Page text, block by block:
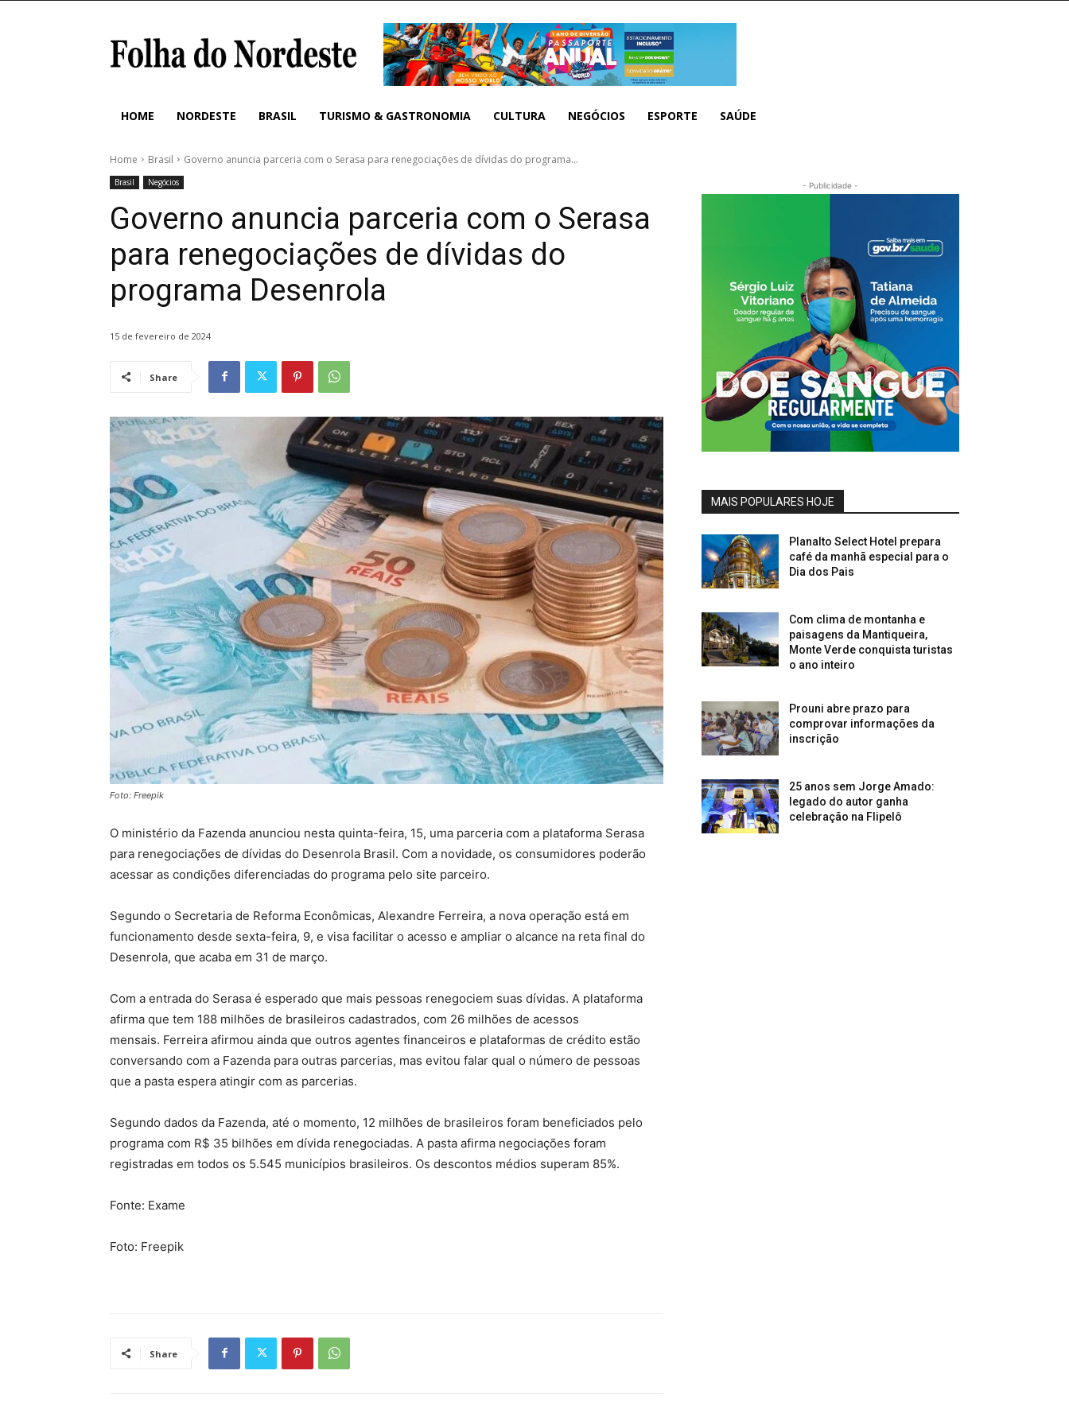
HOME NORDESTE BRASIL TURISMO & GASTRONOMIA CULTURA NEGÓCIOS ESPORTE SAÚDE
Home Brasil Governo anuncia parceria com o Serasa para renegociações de dívidas do programa...
Brasil Negócios
Governo anuncia parceria com o Serasa
para renegociações de dívidas do
programa Desenrola
15 de fevereiro de 2024
Share
Foto: Freepik
O ministério da Fazenda anunciou nesta quinta-feira, 15, uma parceria com a plataforma Serasa
para renegociações de dívidas do Desenrola Brasil. Com a novidade, os consumidores poderão
acessar as condições diferenciadas do programa pelo site parceiro.
Segundo o Secretaria de Reforma Econômicas, Alexandre Ferreira, a nova operação está em
funcionamento desde sexta-feira, 9, e visa facilitar o acesso e ampliar o alcance na reta final do
Desenrola, que acaba em 31 de março.
Com a entrada do Serasa é esperado que mais pessoas renegociem suas dívidas. A plataforma
afirma que tem 188 milhões de brasileiros cadastrados, com 26 milhões de acessos
mensais. Ferreira afirmou ainda que outros agentes financeiros e plataformas de crédito estão
conversando com a Fazenda para outras parcerias, mas evitou falar qual o número de pessoas
que a pasta espera atingir com as parcerias.
Segundo dados da Fazenda, até o momento, 12 milhões de brasileiros foram beneficiados pelo
programa com R$ 35 bilhões em dívida renegociadas. A pasta afirma negociações foram
registradas em todos os 5.545 municípios brasileiros. Os descontos médios superam 85%.
Fonte: Exame
Foto: Freepik
Share
- Publicidade -
MAIS POPULARES HOJE
Planalto Select Hotel prepara
café da manhã especial para o
Dia dos Pais
Com clima de montanha e
paisagens da Mantiqueira,
Monte Verde conquista turistas
o ano inteiro
Prouni abre prazo para
comprovar informações da
inscrição
25 anos sem Jorge Amado:
legado do autor ganha
celebração na Flipelô